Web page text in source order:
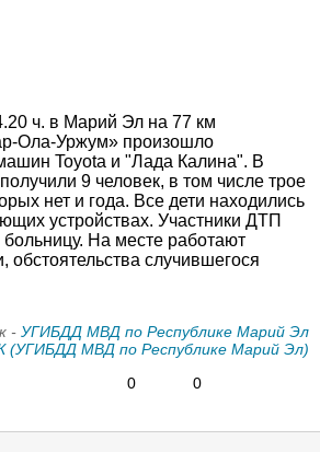
ч. в Марий Эл на 77 км
Ола-Уржум» произошло
Toyota и "Лада Калина". В
9 человек, в том числе трое
нет и года. Все дети находились
устройствах. Участники ДТП
На месте работают
обстоятельства случившегося
- УГИБДД МВД по Республике Марий Эл
(УГИБДД МВД по Республике Марий Эл)
0
0